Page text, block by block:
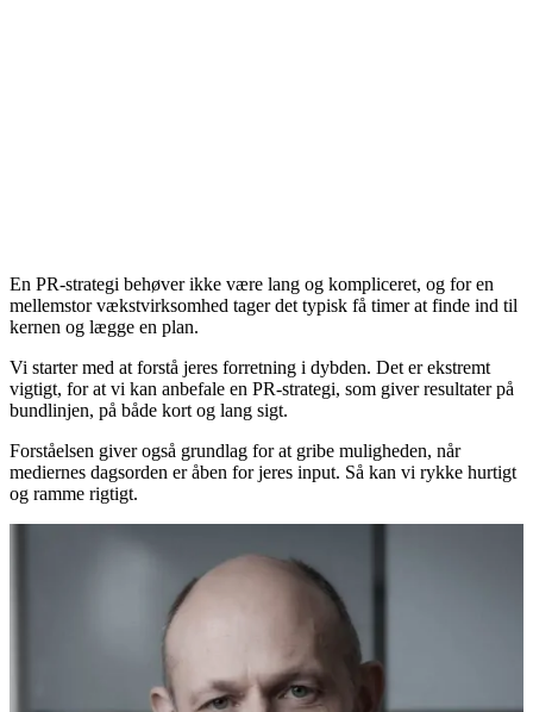
En PR-strategi behøver ikke være lang og kompliceret, og for en
mellemstor vækstvirksomhed tager det typisk få timer at finde ind til
kernen og lægge en plan.
Vi starter med at forstå jeres forretning i dybden. Det er ekstremt
vigtigt, for at vi kan anbefale en PR-strategi, som giver resultater på
bundlinjen, på både kort og lang sigt.
Forståelsen giver også grundlag for at gribe muligheden, når
mediernes dagsorden er åben for jeres input. Så kan vi rykke hurtigt
og ramme rigtigt.